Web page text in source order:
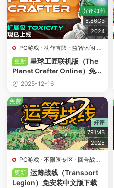
好评如潮
5.86GB
2024
PC游戏 · 动作冒险 · 益智休闲 ·
联机游戏专区
更新 星球工匠联机版（The
Planet Crafter Online）免安
装中文版下载
2025-12-16
好评
791MB
2025
PC游戏 · 不限速专区 · 回合战棋
·策略战略
更新 运筹战线（Transport
Legion）免安装中文版下载
免费